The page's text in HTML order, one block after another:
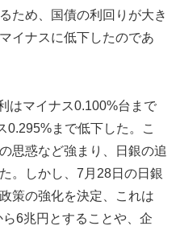
ため、国債の利回りが大き
イナスに低下したのであ
はマイナス0.100%台まで
0.295%まで低下した。こ
思惑など強まり、日銀の追
。しかし、7月28日の日銀
策の強化を決定、これは
6兆円とすることや、企